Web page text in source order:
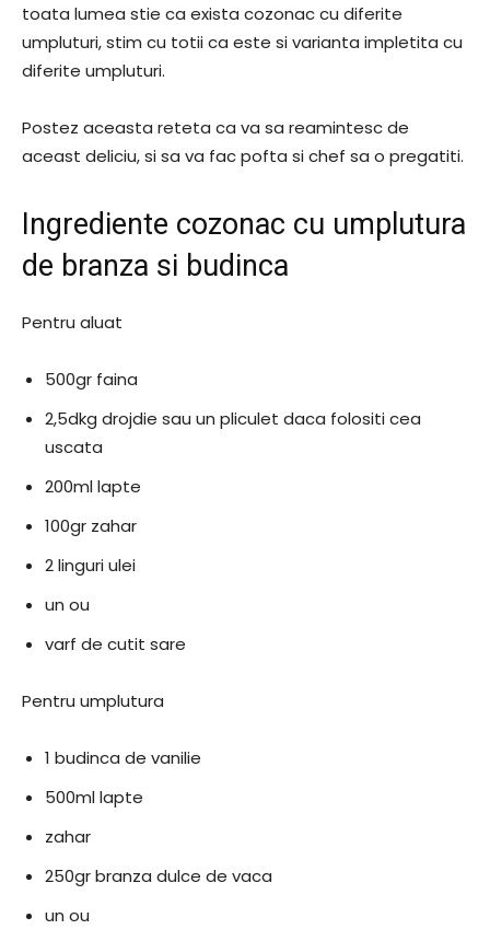
toata lumea stie ca exista cozonac cu diferite
umpluturi, stim cu totii ca este si varianta impletita cu
diferite umpluturi.
Postez aceasta reteta ca va sa reamintesc de
aceast deliciu, si sa va fac pofta si chef sa o pregatiti.
Ingrediente cozonac cu umplutura
de branza si budinca
Pentru aluat
500gr faina
2,5dkg drojdie sau un pliculet daca folositi cea
uscata
200ml lapte
100gr zahar
2 linguri ulei
un ou
varf de cutit sare
Pentru umplutura
1 budinca de vanilie
500ml lapte
zahar
250gr branza dulce de vaca
un ou